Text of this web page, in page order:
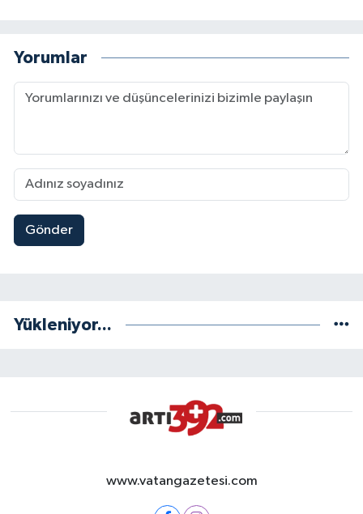
Yorumlar
Gönder
Yükleniyor...
www.vatangazetesi.com